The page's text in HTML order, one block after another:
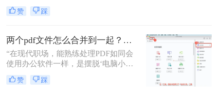
于查阅和管理。那么pdf怎么合并在一
个pdf里面呢？本文将介绍两种将多个
赞 踩
两个pdf文件怎么合并到一起？3分钟教会你5种专业方法，最后一招绝了！
“在现代职场，能熟练处理PDF如同会
使用办公软件一样，是摆脱‘电脑小
白’标签、提升个人效率的隐形核心竞
争力。”——小编“领导刚把项目合同
赞 踩